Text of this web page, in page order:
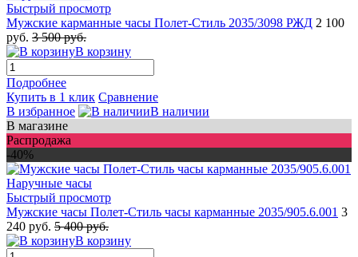
Быстрый просмотр
Мужские карманные часы Полет-Стиль 2035/3098 РЖД 2 100
руб. 3 500 руб.
В корзину
Подробнее
Купить в 1 клик Сравнение
В избранное
В наличии
В магазине
Распродажа
-40%
Быстрый просмотр
Мужские часы Полет-Стиль часы карманные 2035/905.6.001 3
240 руб. 5 400 руб.
В корзину